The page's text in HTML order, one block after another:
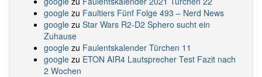
google zu Faultiers Fünf Folge 493 – Nerd News
google zu Star Wars R2-D2 Sphero sucht ein
Zuhause
google zu Faulentskalender Türchen 11
google zu ETON AIR4 Lautsprecher Test Fazit nach
2 Wochen